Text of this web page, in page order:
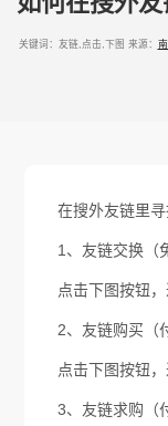
关键词：友链,点击,下图 来源：
在搜外友链里
1、友链交换（
点击下图按钮
2、友链购买（
点击下图按钮
3、友链求购（